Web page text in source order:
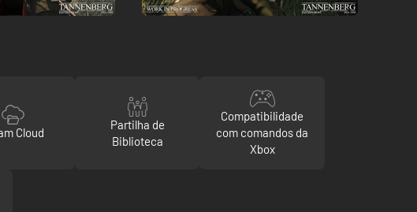
Cloud
Partilha de
Biblioteca
Compatibilidade
com comandos da
Xbox